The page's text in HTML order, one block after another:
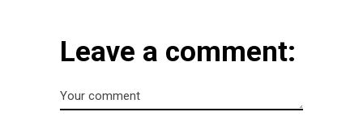
Leave a comment: